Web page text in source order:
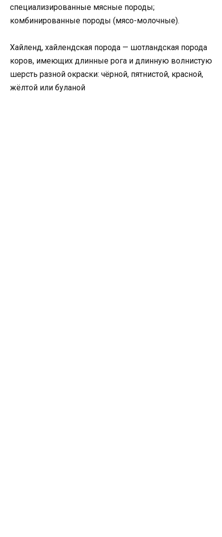
специализированные мясные породы;
комбинированные породы (мясо-молочные).
Хайленд, хайлендская порода — шотландская порода
коров, имеющих длинные рога и длинную волнистую
шерсть разной окраски: чёрной, пятнистой, красной,
жёлтой или буланой